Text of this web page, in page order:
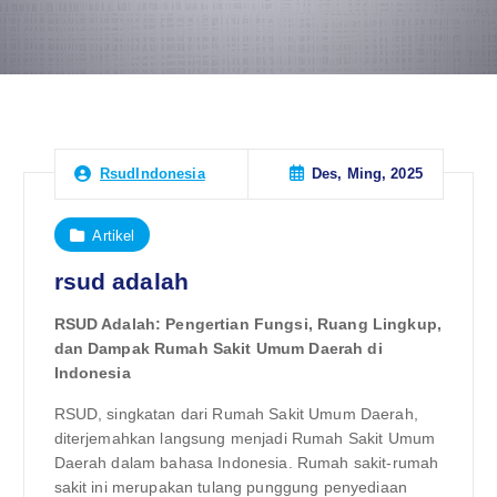
RsudIndonesia Des, Ming, 2025
Artikel
rsud adalah
RSUD Adalah: Pengertian Fungsi, Ruang Lingkup,
dan Dampak Rumah Sakit Umum Daerah di
Indonesia
RSUD, singkatan dari Rumah Sakit Umum Daerah,
diterjemahkan langsung menjadi Rumah Sakit Umum
Daerah dalam bahasa Indonesia. Rumah sakit-rumah
sakit ini merupakan tulang punggung penyediaan